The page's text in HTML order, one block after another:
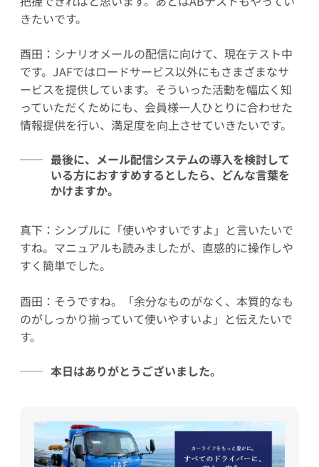
きたいです。
酉田：シナリオメールの配信に向けて、現在テスト中
です。JAFではロードサービス以外にもさまざまなサ
ービスを提供しています。そういった活動を幅広く知
っていただくためにも、会員様一人ひとりに合わせた
情報提供を行い、満足度を向上させていきたいです。
最後に、メール配信システムの導入を検討して
いる方におすすめするとしたら、どんな言葉を
かけますか。
真下：シンプルに「使いやすいですよ」と言いたいで
すね。マニュアルも読みましたが、直感的に操作しや
すく簡単でした。
酉田：そうですね。「余分なものがなく、本質的なも
のがしっかり揃っていて使いやすいよ」と伝えたいで
す。
本日はありがとうございました。